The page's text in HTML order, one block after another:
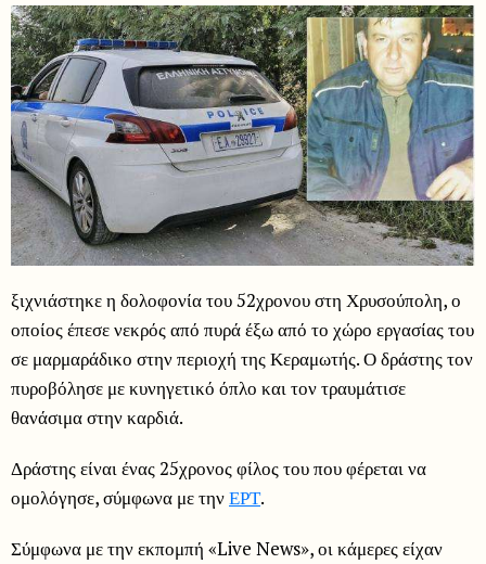
ξιχνιάστηκε η δολοφονία του 52χρονου στη Χρυσούπολη, ο
οποίος έπεσε νεκρός από πυρά έξω από το χώρο εργασίας του
σε μαρμαράδικο στην περιοχή της Κεραμωτής. Ο δράστης τον
πυροβόλησε με κυνηγετικό όπλο και τον τραυμάτισε
θανάσιμα στην καρδιά.
Δράστης είναι ένας 25χρονος φίλος του που φέρεται να
ομολόγησε, σύμφωνα με τηνΕΡΤ.
Σύμφωνα με την εκπομπή «Live News», οι κάμερες είχαν